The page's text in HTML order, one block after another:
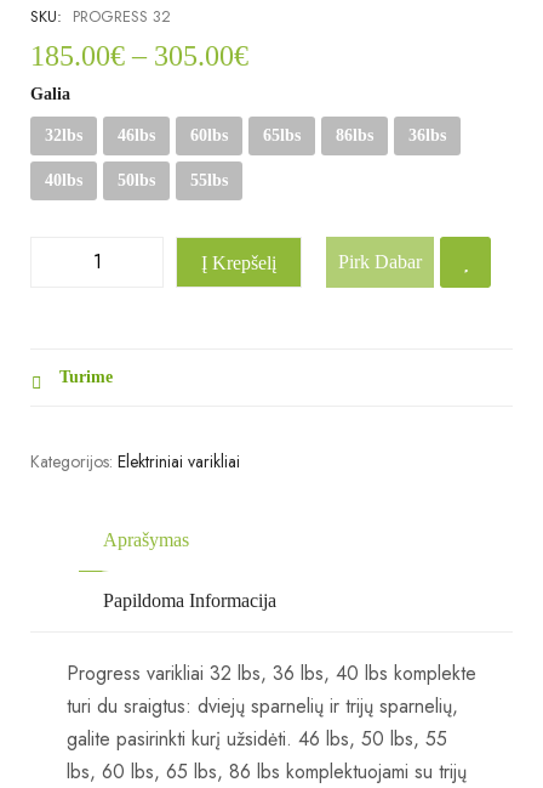
SKU: PROGRESS 32
185.00€– 305.00€
Galia
32lbs 46lbs 60lbs 65lbs 86lbs 36lbs
40lbs 50lbs 55lbs
Į Krepšelį Pirk Dabar
Turime
Kategorijos: Elektriniai varikliai
Aprašymas
Papildoma Informacija
Progress varikliai 32 lbs, 36 lbs, 40 lbs komplekte
turi du sraigtus: dviejų sparnelių ir trijų sparnelių,
galite pasirinkti kurį užsidėti. 46 lbs, 50 lbs, 55
lbs, 60 lbs, 65 lbs, 86 lbs komplektuojami su trijų